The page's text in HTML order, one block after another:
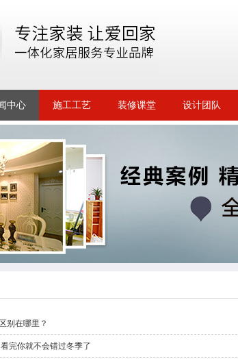
中心 施工工艺 装修课堂 设计团队
别在哪里？
完你就不会错过冬季了